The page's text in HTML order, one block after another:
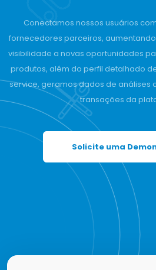
Conectamos nossos usuários
fornecedores parceiros,
visibilidade a novas oportunidades
produtos, além do perfil detalhado
service, geramos dados de análises
transações da
Solicite uma